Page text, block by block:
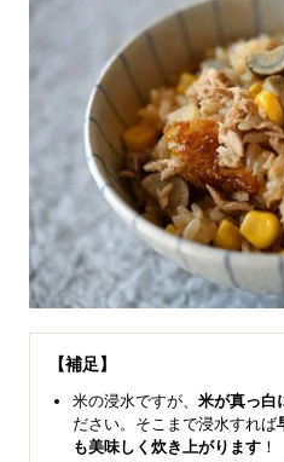
【補足】
米の浸水ですが、 米が真っ白
ださい。そこまで浸水すれば
も美味しく炊き上がります ！